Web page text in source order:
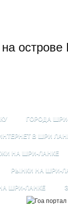
ГОРОДА
В ШРИ
НА ШРИ-ЛАНКЕ
РЫНКИ НА ШРИ-
ШРИ-ЛАНКЕ